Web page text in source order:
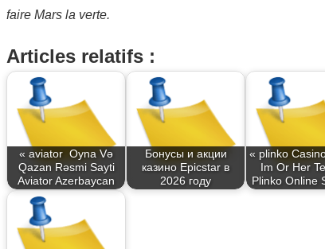
faire Mars la verte.
Articles relatifs :
« aviator ️ Oyna Və
Qazan Rəsmi Sayti
Aviator Azerbaycan
Бонусы и акции
казино Epicstar в
2026 году
« plinko
Im Or Her
Plinko Online